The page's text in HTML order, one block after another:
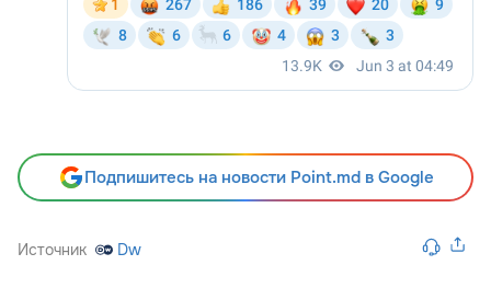
Подпишитесь на новости Point.md в Google
Источник Dw